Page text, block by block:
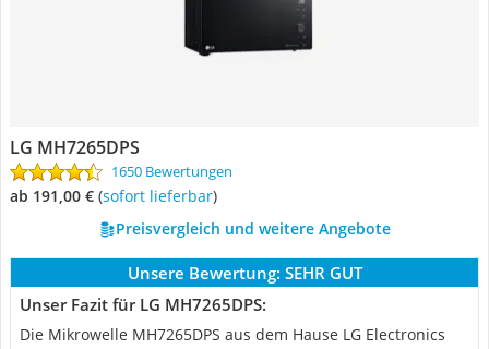
LG MH7265DPS
1650 Bewertungen
ab 191,00 € ( Sofort lieferbar)
Preisvergleich und weitere Angebote
Unsere Bewertung: SEHR GUT
Unser Fazit für LG MH7265DPS:
Die Mikrowelle MH7265DPS aus dem Hause LG Electronics